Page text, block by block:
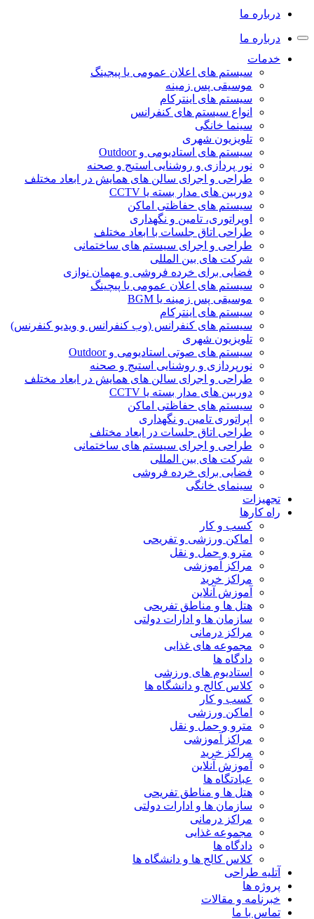
درباره ما
درباره ما
خدمات
سیستم های اعلان عمومی یا پیجینگ
موسیقی پس زمینه
سیستم های اینترکام
انواع سیستم های کنفرانس
سینما خانگی
تلویزیون شهری
سیستم های استادیومی و Outdoor
نور پردازی و روشنایی استیج و صحنه
طراحی و اجرای سالن های همایش در ابعاد مختلف
دوربین های مدار بسته یا CCTV
سیستم های حفاظتی اماکن
اوپراتوری، تامین و نگهداری
طراحی اتاق جلسات با ابعاد مختلف
طراحی و اجرای سیستم های ساختمانی
شرکت های بین المللی
فضایی برای خرده فروشی و مهمان نوازی
سیستم های اعلان عمومی یا پیچینگ
موسیقی پس زمینه یا BGM
سیستم های اینترکام
سیستم های کنفرانس (وب کنفرانس و ویدیو کنفرنس)
تلویزیون شهری
سیستم های صوتی استادیومی و Outdoor
نورپردازی و روشنایی استیج و صحنه
طراحی و اجرای سالن های همایش در ابعاد مختلف
دوربین های مدار بسته یا CCTV
سیستم های حفاظتی اماکن
اپراتوری تامین و نگهداری
طراحی اتاق جلسات در ابعاد مختلف
طراحی و اجرای سیستم های ساختمانی
شرکت های بین المللی
فضایی برای خرده فروشی
سینمای خانگی
تجهیزات
راه کارها
کسب و کار
اماکن ورزشی و تفریحی
مترو و حمل و نقل
مراکز آموزشی
مراکز خرید
آموزش آنلاین
هتل ها و مناطق تفریحی
سازمان ها و ادارات دولتی
مراکز درمانی
مجموعه های غذایی
دادگاه ها
استادیوم های ورزشی
کلاس کالج و دانشگاه ها
کسب و کار
اماکن ورزشی
مترو و حمل و نقل
مراکز آموزشی
مراکز خرید
آموزش آنلاین
عبادتگاه ها
هتل ها و مناطق تفریحی
سازمان ها و ادارات دولتی
مراکز درمانی
مجموعه غذایی
دادگاه ها
کلاس کالج ها و دانشگاه ها
آتلیه طراحی
پروژه ها
خبرنامه و مقالات
تماس با ما